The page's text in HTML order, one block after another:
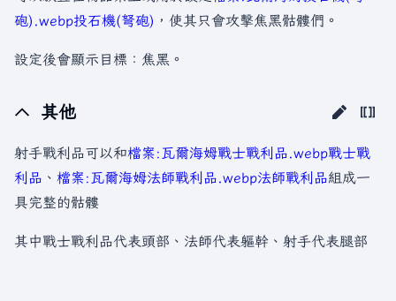
砲).webp投石機(弩砲) ，使其只會攻擊焦黑骷髏們。
設定後會顯示目標：焦黑。
其他
射手戰利品可以和檔案:瓦爾海姆戰士戰利品.webp戰士戰
利品 、 檔案:瓦爾海姆法師戰利品.webp法師戰利品組成一
具完整的骷髏
其中戰士戰利品代表頭部、法師代表軀幹、射手代表腿部